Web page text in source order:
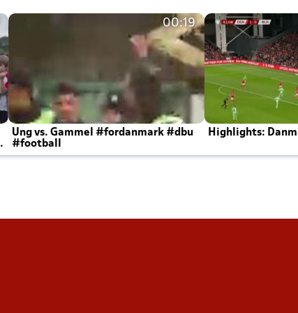
00:19
Ung vs. Gammel #fordanmark #dbu
#football
Highlights: